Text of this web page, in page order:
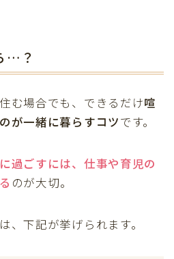
…？
む場合でも、できるだけ喧
が一緒に暮らすコツです。
過ごすには、 仕事や育児の
のが大切。
、下記が挙げられます。